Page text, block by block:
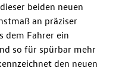
beiden neuen
an präziser
dem Fahrer ein
so für spürbar mehr
den neuen